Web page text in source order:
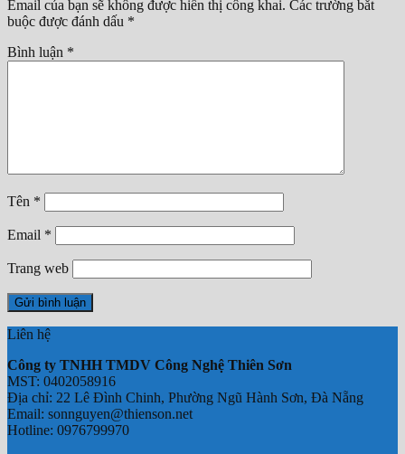
Email của bạn sẽ không được hiển thị công khai. Các trường bắt
buộc được đánh dấu *
Bình luận *
Tên *
Email *
Trang web
Liên hệ
Công ty TNHH TMDV Công Nghệ Thiên Sơn
MST: 0402058916
Địa chỉ: 22 Lê Đình Chinh, Phường Ngũ Hành Sơn, Đà Nẵng
Email: sonnguyen@thienson.net
Hotline: 0976799970